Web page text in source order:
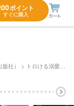
ポイント
すぐに購入
社） トロける溺愛リミット